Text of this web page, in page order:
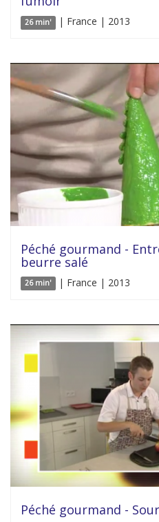
26 min' | France | 2013
Péché gourmand -
beurre salé
26 min' | France | 2013
Péché gourmand -